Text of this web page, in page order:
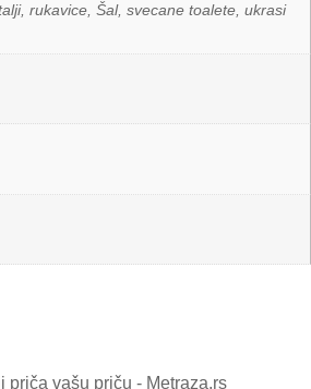
rukavice, Šal, svecane toalete, ukrasi